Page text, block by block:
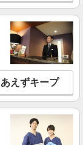
を見る
※給与幅は経
通費あり／上限2
小規模保育園）
えずキープ